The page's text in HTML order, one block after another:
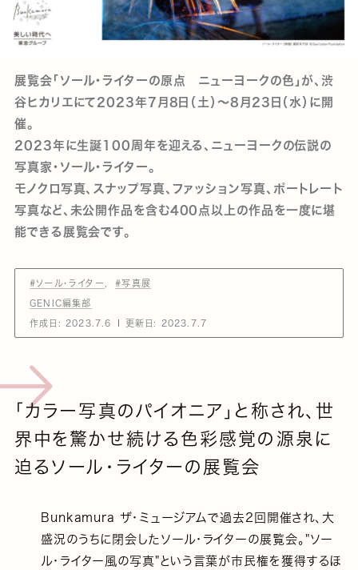
展覧会「ソール・ライターの原点 ニューヨークの色」が、渋
谷ヒカリエにて2023年7月8日（土）～8月23日（水）に開
催。
2023年に生誕100周年を迎える、ニューヨークの伝説の
写真家・ソール・ライター。
モノクロ写真、スナップ写真、ファッション写真、ポートレート
写真など、未公開作品を含む400点以上の作品を一度に堪
能できる展覧会です。
#ソール・ライター #写真展
GENIC編集部
作成日: 2023.7.6 更新日: 2023.7.7
「カラー写真のパイオニア」と称され、世
界中を驚かせ続ける色彩感覚の源泉に
迫るソール・ライターの展覧会
Bunkamura ザ・ミュージアムで過去2回開催され、大
盛況のうちに閉会したソール・ライターの展覧会。"ソー
ル・ライター風の写真"という言葉が市民権を獲得するほ